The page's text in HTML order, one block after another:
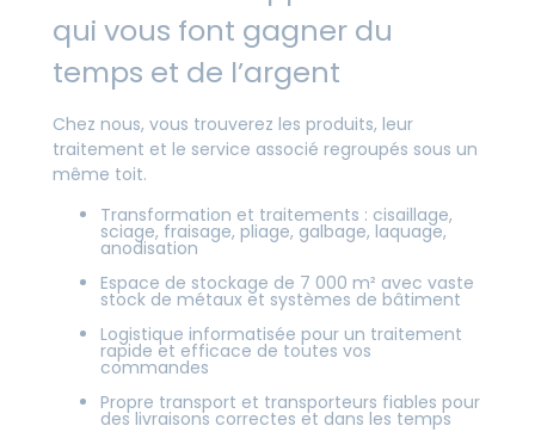
qui vous font gagner du
temps et de l’argent
Chez nous, vous trouverez les produits, leur
traitement et le service associé regroupés sous un
même toit.
Transformation et traitements : cisaillage,
sciage, fraisage, pliage, galbage, laquage,
anodisation
Espace de stockage de 7 000 m² avec vaste
stock de métaux et systèmes de bâtiment
Logistique informatisée pour un traitement
rapide et efficace de toutes vos
commandes
Propre transport et transporteurs fiables pour
des livraisons correctes et dans les temps